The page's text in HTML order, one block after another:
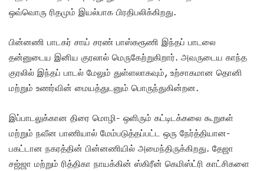
ஒவ்வொரு ரிதமும் இயல்பாக பிரதிபலிக்கிறது.
பின்னணி பாடகர் சாய் சரண் பாஸ்கரூணி இந்தப் பாடலை
தன்னுடைய இனிய குரலால் மெருகேற்றுகிறார். அவருடைய காந்த
குரலில் இந்தப் பாடல் மேலும் துள்ளலாகவும், உற்சாகமான தொனி
மற்றும் உணர்வின் மையத்துடனும் பொருந்துகின்றன.
இப்பாடலுக்கான திரை மொழி- ஒளிரும் கட்டிடக்கலை கூறுகள்
மற்றும் நவீன பாணியால் மேம்படுத்தப்பட்ட ஒரு நேர்த்தியான-
பகட்டான நகரத்தின் பின்னணியில் அமைந்திருக்கிறது. தேஜா
சஜ்ஜா மற்றும் ரித்திகா நாயக்கின் ஸ்கிரீன் கெமிஸ்ட்ரி காட்சிகளை